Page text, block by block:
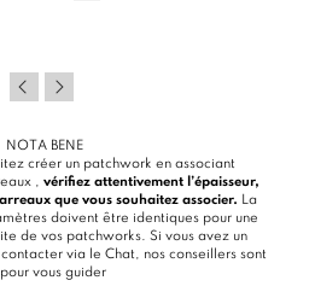
NOTA BENE
créer un patchwork en associant
, vérifiez attentivement l’épaisseur,
que vous souhaitez associer. La
doivent être identiques pour une
de vos patchworks. Si vous avez un
contacter via le Chat, nos conseillers sont
pour vous guider